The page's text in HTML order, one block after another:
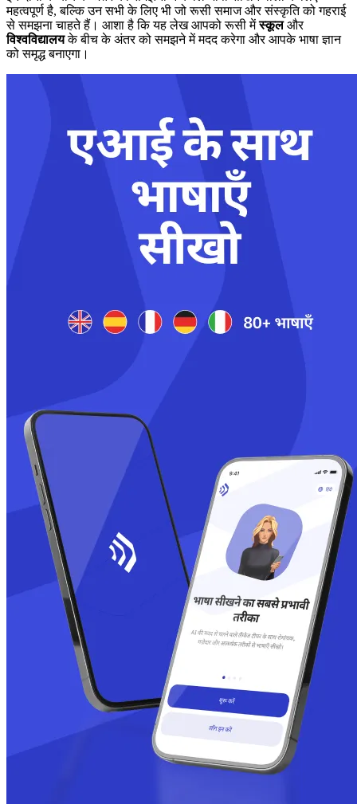
महत्वपूर्ण है, बल्कि उन सभी के लिए भी जो रूसी समाज और संस्कृति को गहराई
से समझना चाहते हैं। आशा है कि यह लेख आपको रूसी मेंस्कूलऔर
विश्वविद्यालयके बीच के अंतर को समझने में मदद करेगा और आपके भाषा ज्ञान
को समृद्ध बनाएगा।